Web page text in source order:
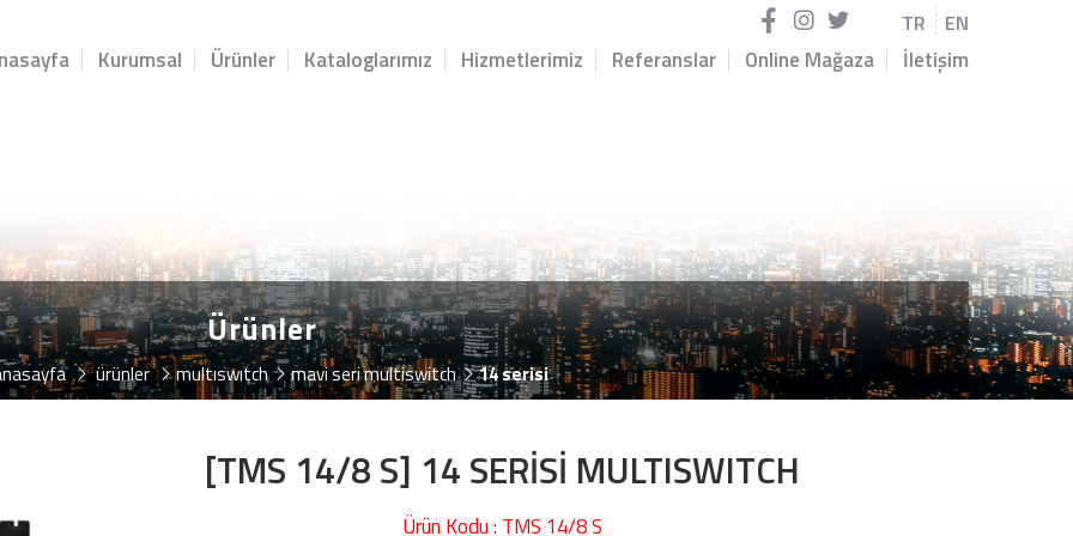
TR EN
Kurumsal Ürünler Kataloglarımız Hizmetlerimiz Referanslar Online Mağaza İletişim
Ürünler
ürünler multiswitch mavi seri multiswitch 14 serisi
[TMS 14/8 S] 14 SERİSİ MULTISWITCH
Ürün Kodu : TMS 14/8 S